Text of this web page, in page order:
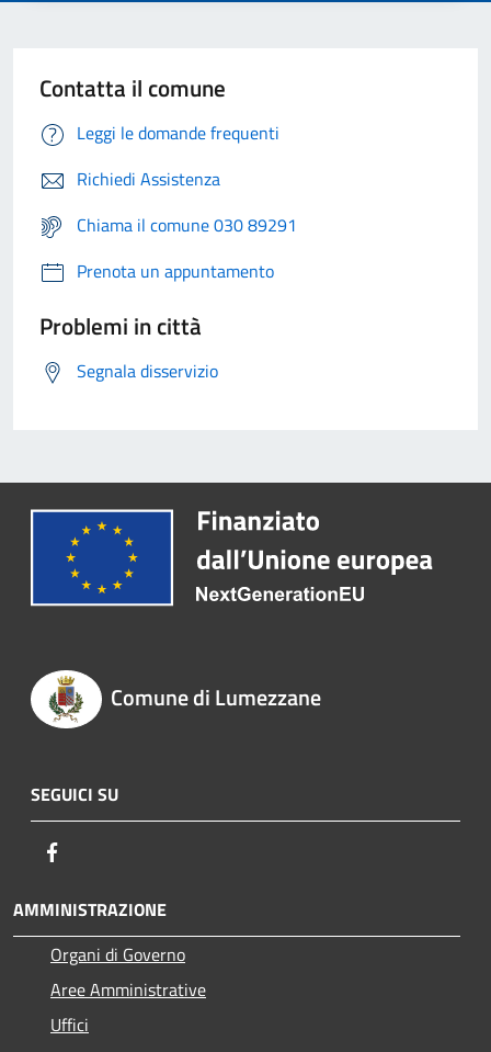
Contatta il comune
Leggi le domande frequenti
Richiedi Assistenza
Chiama il comune 030 89291
Prenota un appuntamento
Problemi in città
Segnala disservizio
Comune di Lumezzane
SEGUICI SU
AMMINISTRAZIONE
Organi di Governo
Aree Amministrative
Uffici